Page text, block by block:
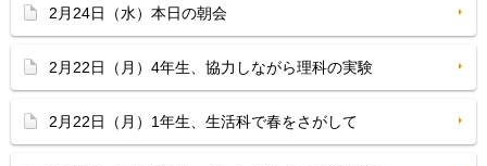
2月24日（水）本日の朝会
2月22日（月）4年生、協力しながら理科の実験
2月22日（月）1年生、生活科で春をさがして